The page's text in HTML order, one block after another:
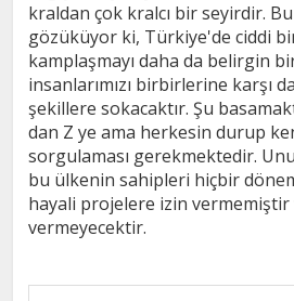
kraldan çok kralcı bir seyirdir.
gözüküyor ki, Türkiye'de ciddi
kamplaşmayı daha da belirgin
insanlarımızı birbirlerine karşı
şekillere sokacaktır. Şu
dan Z ye ama herkesin durup
sorgulaması gerekmektedir.
bu ülkenin sahipleri hiçbir
hayali projelere izin vermemiştir
vermeyecektir.